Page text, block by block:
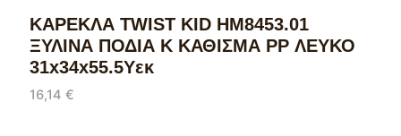
ΚΑΡΕΚΛΑ TWIST KID HM8453.01
ΞΥΛΙΝΑ ΠΟΔΙΑ Κ ΚΑΘΙΣΜΑ PP ΛΕΥΚΟ
31x34x55.5Υεκ
16,14 €